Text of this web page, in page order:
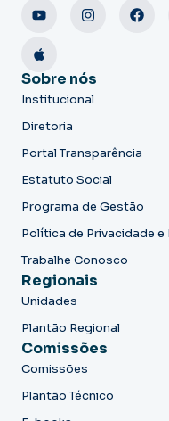
Sobre nós
Institucional
Diretoria
Portal Transparência
Estatuto Social
Programa de Gestão
Política de Privacidade
Trabalhe Conosco
Regionais
Unidades
Plantão Regional
Comissões
Comissões
Plantão Técnico